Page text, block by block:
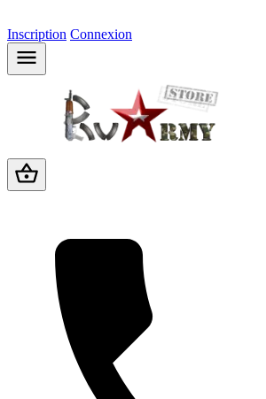
Inscription Connexion